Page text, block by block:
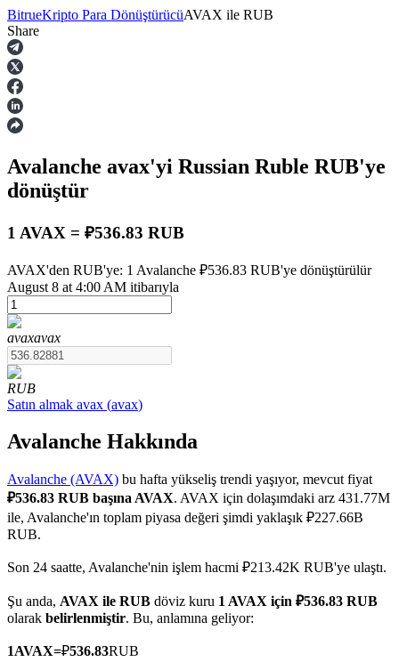
Vadeli İşlemler
USDT Vadeli İşlemleri
Teminat olarak USDT kullanan vadeli işlemler
COIN-M Vadeli İşlemleri
Kripto Para Vadeli İşlemleri
TradFi
Hisse senetleri, döviz, değerli metaller ve emtia türevleri
BitrueKripto Para DönüştürücüAVAX ile RUB
Share
Avalanche avax'yi Russian Ruble RUB'ye
dönüştür
1 AVAX = ₽536.83 RUB
AVAX'den RUB'ye: 1 Avalanche ₽536.83 RUB'ye dönüştürülür
August 8 at 4:00 AM itibarıyla
avaxavax
RUB
Satın almak avax (avax)
Avalanche Hakkında
Avalanche (AVAX) bu hafta yükseliş trendi yaşıyor, mevcut fiyat
₽536.83 RUB başına AVAX. AVAX için dolaşımdaki arz 431.77M
ile, Avalanche'ın toplam piyasa değeri şimdi yaklaşık ₽227.66B
RUB.
Son 24 saatte, Avalanche'nin işlem hacmi ₽213.42K RUB'ye ulaştı.
Şu anda, AVAX ile RUB döviz kuru 1 AVAX için ₽536.83 RUB
olarak belirlenmiştir. Bu, anlamına geliyor:
1AVAX=₽536.83RUB